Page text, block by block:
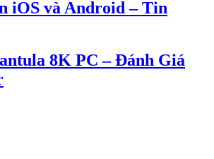
iOS và Android – Tin
8K PC – Đánh Giá